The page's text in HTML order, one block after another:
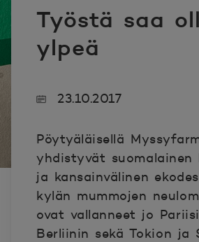
Työstä saa
ylpeä
23.10.2017
Pöytyäläisellä
yhdistyvät suomalainen
ja kansainvälinen
kylän mummojen
ovat vallanneet jo
Berliinin sekä Tokion ja